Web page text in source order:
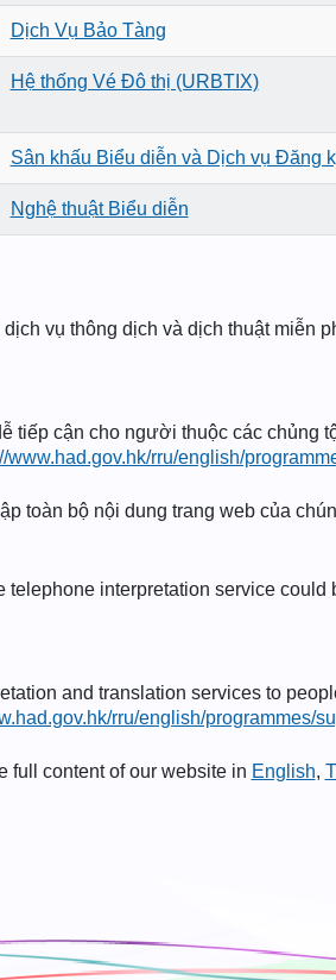
Dịch Vụ Bảo Tàng
Hệ thống Vé Đô thị (URBTIX)
Sân khấu Biểu diễn và Dịch vụ Đăng
Nghệ thuật Biểu diễn
vụ thông dịch và dịch thuật miễn
cận cho người thuộc các chủng
www.had.gov.hk/rru/english/
toàn bộ nội dung trang web của
interpretation service could
and translation services to
rru/english/programmes/
full content of our website in English,